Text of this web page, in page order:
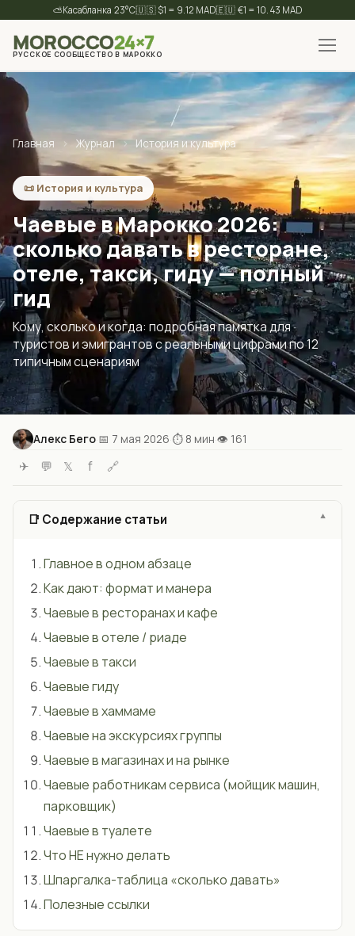
⛅ 23°C🇺🇸 $1 = 9.12 MAD🇪🇺 €1 = 10.43 MAD
MOROCCO24×7
РУССКОЕ СООБЩЕСТВО В МАРОККО
Найти ✕
Главная › Журнал › История и культура
📜 История и культура
Чаевые в Марокко 2026:
сколько давать в ресторане,
отеле, такси, гиду — полный
гид
Кому, сколько и когда: подробная памятка для
туристов и эмигрантов с реальными цифрами по 12
типичным сценариям
Алекс Бего 📅 7 мая 2026 ⏱ 8 мин 👁 161
✈ 💬 𝕏 f 🔗
📑 Содержание статьи
Главное в одном абзаце
Как дают: формат и манера
Чаевые в ресторанах и кафе
Чаевые в отеле / риаде
Чаевые в такси
Чаевые гиду
Чаевые в хаммаме
Чаевые на экскурсиях группы
Чаевые в магазинах и на рынке
Чаевые работникам сервиса (мойщик машин,
парковщик)
Чаевые в туалете
Что НЕ нужно делать
Шпаргалка-таблица «сколько давать»
Полезные ссылки